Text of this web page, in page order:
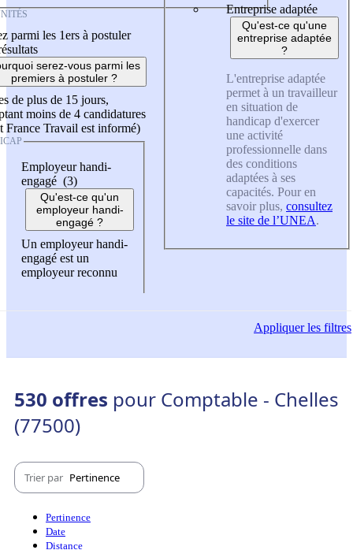
parmi les 1ers à postuler
serez-vous parmi les
premiers à postuler ?
de plus de 15 jours,
moins de 4 candidatures
France Travail est informé)
Employeur handi-
engagé (3)
Qu'est-ce qu'un
employeur handi-
engagé ?
Un employeur handi-
engagé est un
employeur reconnu
Entreprise adaptée
Qu'est-ce qu'une
entreprise adaptée
?
L'entreprise adaptée
permet à un travailleur
en situation de
handicap d'exercer
une activité
professionnelle dans
des conditions
adaptées à ses
capacités. Pour en
savoir plus, consultez
le site de l’UNEA.
Appliquerles filtres
530 offres pour Comptable - Chelles
(77500)
Trier par Pertinence
Pertinence
Date
Distance